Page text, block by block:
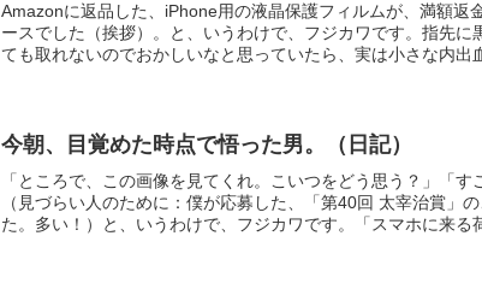
Amazonに返品した、iPhone用の液晶保護フィルムが、満額返
ースでした（挨拶）。と、いうわけで、フジカワです。指先に
ても取れないのでおかしいなと思っていたら、実は小さな内出
今朝、目覚めた時点で悟った男。（日記）
「ところで、この画像を見てくれ。こいつをどう思う？」「
（見づらい人のために：僕が応募した、「第40回 太宰治賞」
た。多い！）と、いうわけで、フジカワです。「スマホに来る